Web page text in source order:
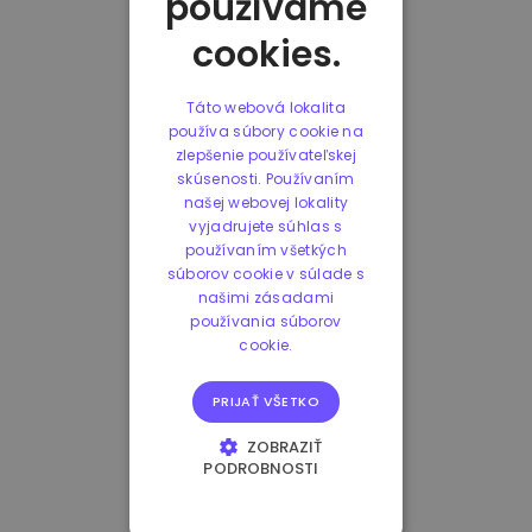
cookies.
Táto webová lokalita
používa súbory cookie na
zlepšenie používateľskej
skúsenosti. Používaním
našej webovej lokality
vyjadrujete súhlas s
používaním všetkých
súborov cookie v súlade s
našimi zásadami
používania súborov
cookie.
PRIJAŤ VŠETKO
ZOBRAZIŤ
PODROBNOSTI